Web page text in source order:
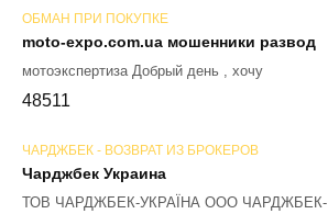
ОБМАН ПРИ ПОКУПКЕ
moto-expo.com.ua мошенники развод
мотоэкспертиза Добрый день , хочу
48511
ЧАРДЖБЕК - ВОЗВРАТ ИЗ БРОКЕРОВ
Чарджбек Украина
ТОВ ЧАРДЖБЕК-УКРАЇНА ООО ЧАРДЖБЕК-